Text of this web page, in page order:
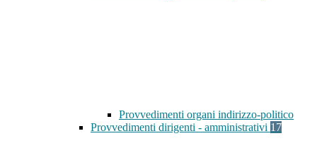
Provvedimenti organi indirizzo-politico
Provvedimenti dirigenti - amministrativi 17